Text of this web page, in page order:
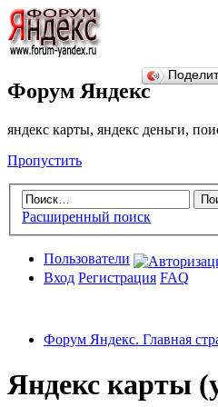
Форум Яндекс
яндекс карты, яндекс деньги,
Пропустить
Расширенный поиск
Пользователи
Вход Регистрация FAQ
Форум Яндекс. Главная
Яндекс карты